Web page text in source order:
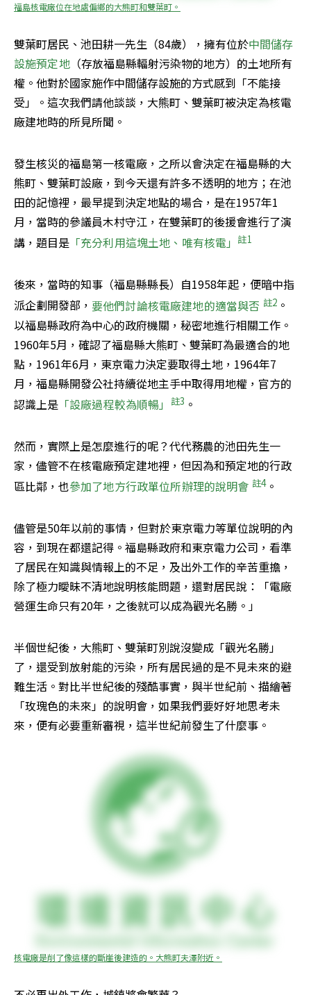
福島核電廠位在地處偏鄉的大熊町和雙葉町。
雙葉町居民、池田耕一先生（84歲），擁有位於中間儲存
設施預定地（存放福島縣輻射污染物的地方）的土地所有
權。他對於國家施作中間儲存設施的方式感到「不能接
受」。這次我們請他談談，大熊町、雙葉町被決定為核電
廠建地時的所見所聞。
發生核災的福島第一核電廠，之所以會決定在福島縣的大
熊町、雙葉町設廠，到今天還有許多不透明的地方；在池
田的記憶裡，最早提到決定地點的場合，是在1957年1
月，當時的參議員木村守江，在雙葉町的後援會進行了演
講，題目是 「充分利用這塊土地、唯有核電」 註1
後來，當時的知事（福島縣縣長）自1958年起，便暗中指
派企劃開發部， 要他們討論核電廠建地的適當與否 註2。
以福島縣政府為中心的政府機關，秘密地進行相關工作。
1960年5月，確認了福島縣大熊町、雙葉町為最適合的地
點，1961年6月，東京電力決定要取得土地，1964年7
月，福島縣開發公社持續從地主手中取得用地權，官方的
認識上是 「設廠過程較為順暢」 註3 。
然而，實際上是怎麼進行的呢？代代務農的池田先生一
家，儘管不在核電廠預定建地裡，但因為和預定地的行政
區比鄰，也參加了地方行政單位所辦理的說明會 註4。
儘管是50年以前的事情，但對於東京電力等單位說明的內
容，到現在都還記得。福島縣政府和東京電力公司，看準
了居民在知識與情報上的不足，及出外工作的辛苦重擔，
除了極力曖昧不清地說明核能問題，還對居民說：「電廠
營運生命只有20年，之後就可以成為觀光名勝。」
半個世紀後，大熊町、雙葉町別說沒變成「觀光名勝」
了，還受到放射能的污染，所有居民過的是不見未來的避
難生活。對比半世紀後的殘酷事實，與半世紀前、描繪著
「玫瑰色的未來」的說明會，如果我們要好好地思考未
來，便有必要重新審視，這半世紀前發生了什麼事。
核電廠是削了像這樣的斷崖後建造的。大熊町夫澤附近。